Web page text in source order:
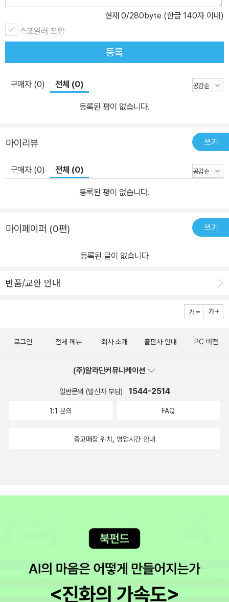
의 개념에 대해 설명했으므로 학습 의지가 있으면 더욱 좋겠다. ★ 이
대로 읽는다면 모든 주제를 잘 이해할 수 있게 된다. 특정한 주제를 살
펴보고자 한다면 필요한 부분을 골라 읽어도 괜찮다. 1장: 제이쿼리
첫걸음 제이쿼리의 모든 것을 배우기 전에 우선 제이쿼리를 사용하는
이유에 대해 잠깐 살펴본다. 직접 자바스크립트 코드를 작성하는 것
보다 나은 점은 무엇인지, 이제까지 있었던 다른 자바스크립트 라이
브러리와 비교할 때 장점은 무엇인지 살펴본다. 그리고 제이쿼리를
사용하기 위해 필요한 기본 문법에 대해 간략하게 살펴본다. 2장: 선
택하고 꾸미고 개선 표면적으로 일반적인 자바스크립트와 비교할 때
제이쿼리의 가장 중요한 장점은 처리할 대상이 되는 엘리먼트를 쉽게
선택할 수 있다는 점이다. 2장에서는 제이쿼리의 선택자를 사용해 대
상이 되는 엘리먼트를 선택하는 방법을 배운다. 그리고 제이쿼리를
도 뛰어나다. 메뉴를 부드럽게 슬라이드시켜 열거나 화면을 가로질러
다이얼로그가 휙 지나가는 경우에도 제이쿼리를 활용할 수 있다. 3장
단한 사용자 인터페이스에 실제로 적용해본다. 그리고 페이지를 스크
기본적인 내용을 바탕으로 가장 일반적인 제이쿼리 위젯인 이미지 갤
러리와 슬라이드쇼를 만든다. 라이트박스, 스크롤되는 썸네일 갤러
다운 메뉴와 아코디언 스타일의 메뉴, 탭 인터페이스, 툴팁, 여러 종류
의 본문 패널을 살펴본다. 모든 일은 순조롭게 진행되고 있다. 사이트
리치 인터넷 애플리케이션으로 변모해간다. 6장: 구조, Ajax, 상호작
야 한다. 바로 이것이 Ajax의 역할이다. 제이쿼리는 브라우저의 차이
코드가 점점 복잡해지므로 코드를 구성하는 좋은 사례를 먼저 살펴보
려 한다. 이 모든 내용은 6장에서 확인할 수 있다. 7장: 폼, 컨트롤, 다
이얼로그 폼은 모든 기획자의 골칫거리지만 어떤 웹 애플리케이션에
관련된 스크립트 작업을 간단하게 만드는 방법을 배운다. 실시간으로
현재 0/280byte (한글 140자 이내)
스포일러 포함
등록
구매자 (0) 전체 (0)
등록된 평이 없습니다.
마이리뷰 쓰기
구매자 (0) 전체 (0)
등록된 평이 없습니다.
마이페이퍼 (0편) 쓰기
등록된 글이 없습니다
반품/교환 안내
로그인 전체 메뉴 회사 소개 출판사 안내 PC 버전
(주)알라딘커뮤니케이션
일반문의 (발신자 부담) 1544-2514
1:1 문의 FAQ
중고매장 위치, 영업시간 안내